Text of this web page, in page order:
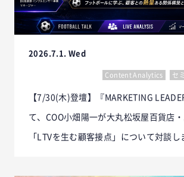
2026.7.1. Wed
Content Analytics セ
【7/30(木)登壇】『MARKETING
て、COO小畑陽一が大丸松坂屋百貨店
「LTVを生む顧客接点」について対談し